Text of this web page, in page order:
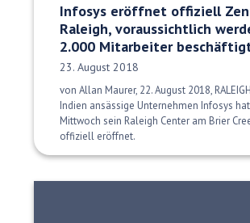
Infosys eröffnet offiziell
Raleigh, voraussichtlich
2.000 Mitarbeiter
Veröffentlichungsdatum:
23. August 2018
von Allan Maurer, 22. August 2018,
Indien ansässige Unternehmen Infosys
Mittwoch sein Raleigh Center am Brier
offiziell eröffnet.